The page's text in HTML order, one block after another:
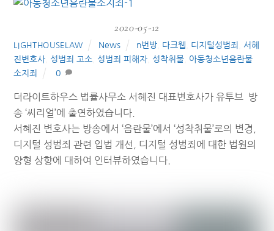
2020-05-12
LIGHTHOUSELAW News n번방, 다크웹 디지털성범죄
서혜
진변호사
성범죄 고소 성범죄 피해자 성착취물
아동청소년음란물
소지죄
0
더라이트하우스 법률사무소 서혜진 대표변호사가 유투브 방
송 ‘씨리얼’에 출연하였습니다.
서혜진 변호사는 방송에서 ‘음란물’에서 ‘성착취물’로의 변경,
디지털 성범죄 관련 입법 개선, 디지털 성범죄에 대한 법원의
양형 상향에 대하여 인터뷰하였습니다.